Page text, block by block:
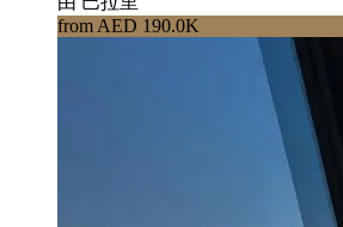
from AED 190.0K